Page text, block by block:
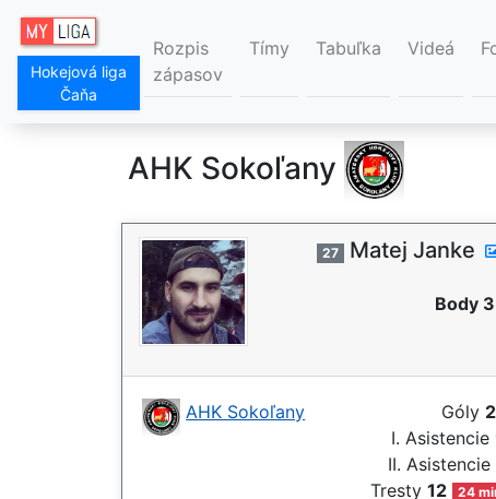
Hokejová liga
Čaňa
Rozpis
zápasov
Tímy Tabuľka Videá
AHK Sokoľany
27 Matej Janke
Body
AHK Sokoľany Góly
I. Asistencie
II. Asistencie
Tresty12 24